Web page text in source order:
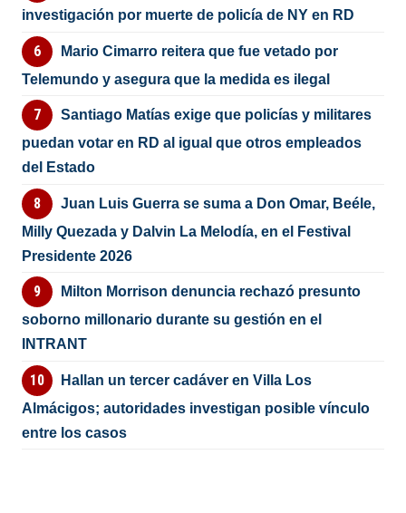
investigación por muerte de policía de NY en RD
Mario Cimarro reitera que fue vetado por
Telemundo y asegura que la medida es ilegal
Santiago Matías exige que policías y militares
puedan votar en RD al igual que otros empleados
del Estado
Juan Luis Guerra se suma a Don Omar, Beéle,
Milly Quezada y Dalvin La Melodía, en el Festival
Presidente 2026
Milton Morrison denuncia rechazó presunto
soborno millonario durante su gestión en el
INTRANT
Hallan un tercer cadáver en Villa Los
Almácigos; autoridades investigan posible vínculo
entre los casos